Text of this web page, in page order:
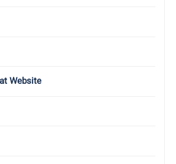
Website